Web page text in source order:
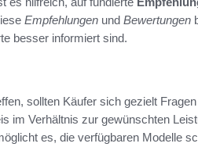
Empfehlungen und Bewertungen
besser informiert sind.
sollten Käufer sich gezielt
im Verhältnis zur gewünschten
es, die verfügbaren Modelle